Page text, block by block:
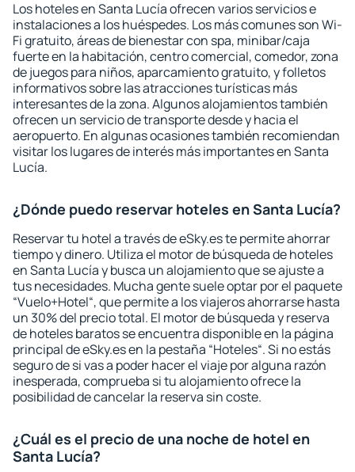
Los hoteles en Santa Lucía ofrecen varios servicios e
instalaciones a los huéspedes. Los más comunes son Wi-
Fi gratuito, áreas de bienestar con spa, minibar/caja
fuerte en la habitación, centro comercial, comedor, zona
de juegos para niños, aparcamiento gratuito, y folletos
informativos sobre las atracciones turísticas más
interesantes de la zona. Algunos alojamientos también
ofrecen un servicio de transporte desde y hacia el
aeropuerto. En algunas ocasiones también recomiendan
visitar los lugares de interés más importantes en Santa
Lucía.
¿Dónde puedo reservar hoteles en Santa Lucía?
Reservar tu hotel a través de eSky.es te permite ahorrar
tiempo y dinero. Utiliza el motor de búsqueda de hoteles
en Santa Lucía y busca un alojamiento que se ajuste a
tus necesidades. Mucha gente suele optar por el paquete
“Vuelo+Hotel“, que permite a los viajeros ahorrarse hasta
un 30% del precio total. El motor de búsqueda y reserva
de hoteles baratos se encuentra disponible en la página
principal de eSky.es en la pestaña “Hoteles“. Si no estás
seguro de si vas a poder hacer el viaje por alguna razón
inesperada, comprueba si tu alojamiento ofrece la
posibilidad de cancelar la reserva sin coste.
¿Cuál es el precio de una noche de hotel en
Santa Lucía?